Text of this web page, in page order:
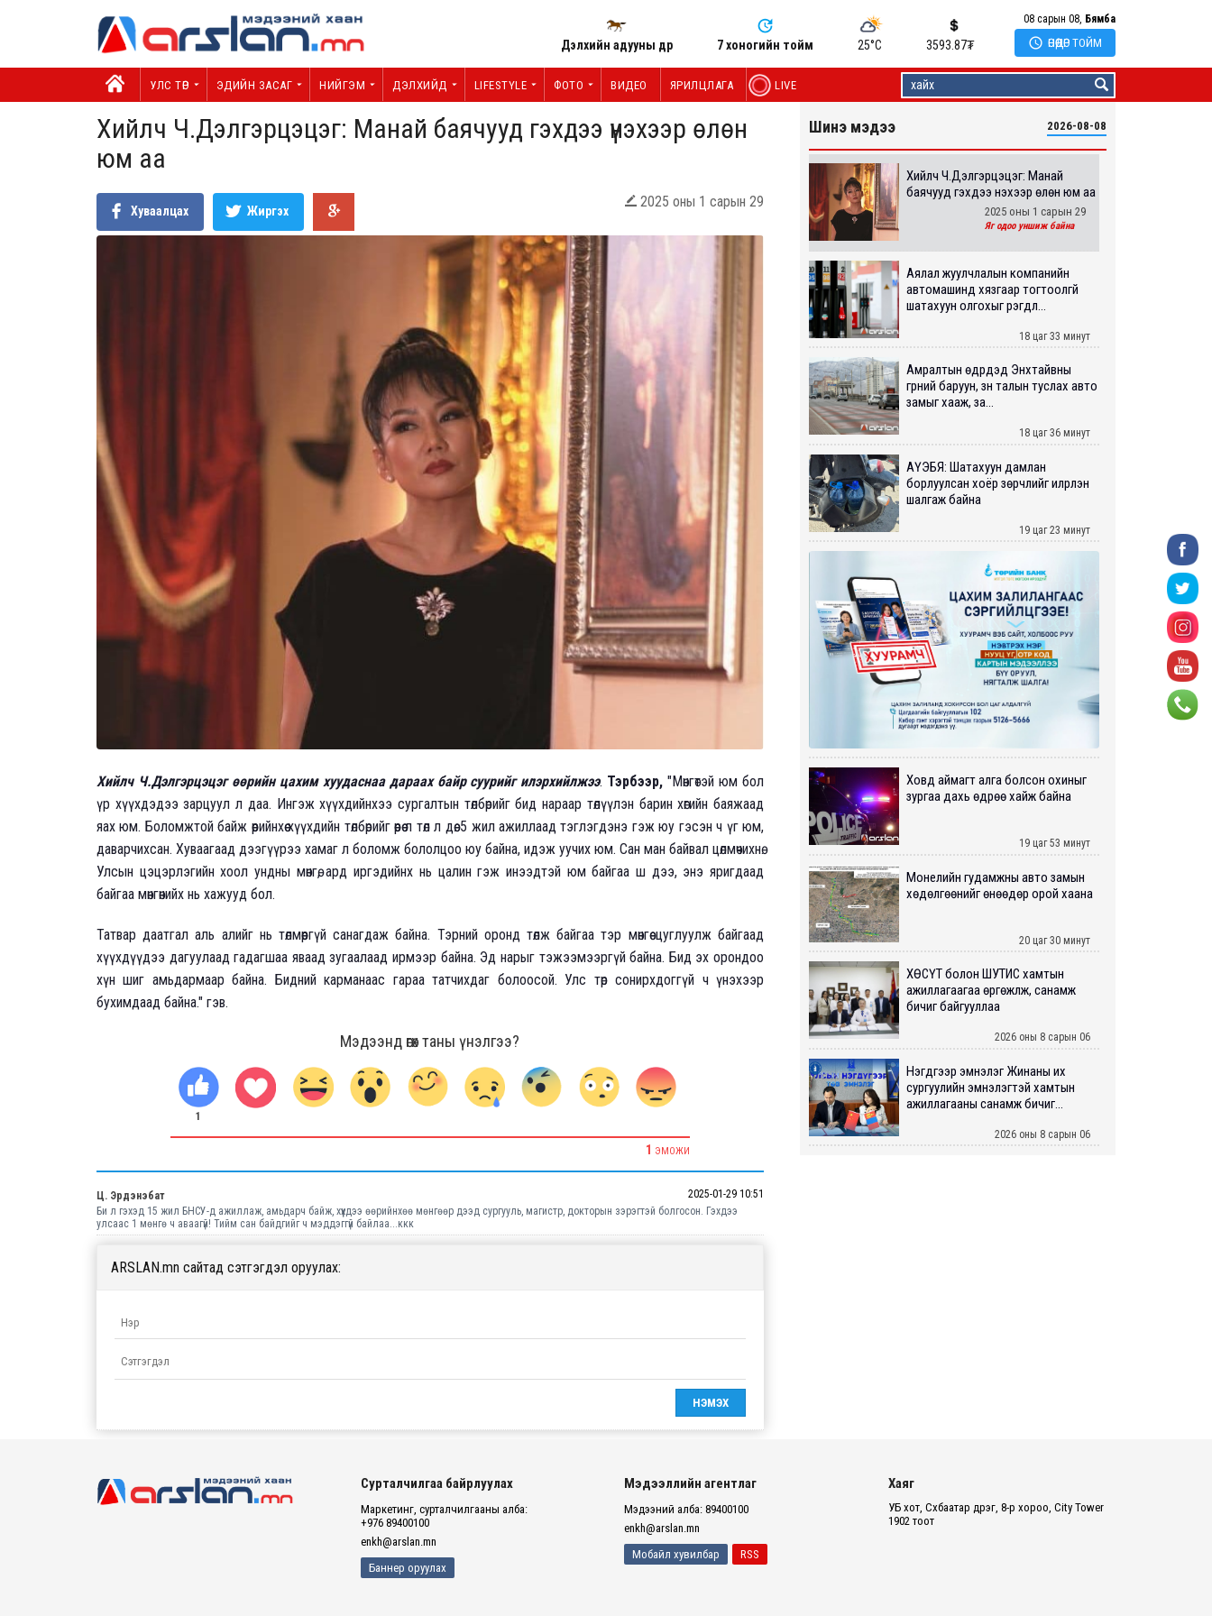
Дэлхийн адууны өдөр 7 хоногийн тойм 25°C 3593.87₮
08 сарын 08, Бямба
 ӨНӨӨДӨР ТОЙМ
УЛС ТӨР ЭДИЙН ЗАСАГ НИЙГЭМ ДЭЛХИЙД LIFESTYLE ФОТО ВИДЕО ЯРИЛЦЛАГА LIVE
Хийлч Ч.Дэлгэрцэцэг: Манай баячууд гэхдээ үнэхээр өлөн
юм аа
Хуваалцах Жиргэх
 2025 оны 1 сарын 29
Хийлч Ч.Дэлгэрцэцэг өөрийн цахим хуудаснаа дараах байр суурийг илэрхийлжээ. Тэрбээр, "Мөнгөтэй юм бол
үр хүүхдэдээ зарцуул л даа. Ингэж хүүхдийнхээ сургалтын төлбөрийг бид нараар төлүүлэн барин хөгийн баяжаад
яах юм. Боломжтой байж өөрийнхөө хүүхдийн төлбөрийг өөрөө л төл л дөө. 5 жил ажиллаад тэглэгдэнэ гэж юу гэсэн ч үг юм,
даварчихсан. Хуваагаад дээгүүрээ хамаг л боломж бололцоо юу байна, идэж уучих юм. Сан ман байвал цөлмөчихнө.
Улсын цэцэрлэгийн хоол ундны мөнгө, ард иргэдийнх нь цалин гэж инээдтэй юм байгаа ш дээ, энэ яригдаад
байгаа мөнгөнийх нь хажууд бол.
Татвар даатгал аль алийг нь төлмөөргүй санагдаж байна. Тэрний оронд төлж байгаа тэр мөнгөө цуглуулж байгаад
хүүхдүүдээ дагуулаад гадагшаа яваад зугаалаад ирмээр байна. Эд нарыг тэжээмээргүй байна. Бид эх орондоо
хүн шиг амьдармаар байна. Бидний карманаас гараа татчихдаг болоосой. Улс төр сонирхдоггүй ч үнэхээр
бухимдаад байна." гэв.
Мэдээнд өгөх таны үнэлгээ?
1
1 ЭМОЖИ
Ц. Эрдэнэбат
2025-01-29 10:51
Би л гэхэд 15 жил БНСУ-д ажиллаж, амьдарч байж, хүүхдээ өөрийнхөө мөнгөөр дээд сургууль, магистр, докторын зэрэгтэй болгосон. Гэхдээ
улсаас 1 мөнгө ч аваагүй! Тийм сан байдгийг ч мэддэггүй байлаа...ккк
ARSLAN.mn сайтад сэтгэгдэл оруулах:
Шинэ мэдээ 2026-08-08
Хийлч Ч.Дэлгэрцэцэг: Манай
баячууд гэхдээ үнэхээр өлөн юм аа
2025 оны 1 сарын 29
Яг одоо уншиж байна
Аялал жуулчлалын компанийн
автомашинд хязгаар тогтоолгүй
шатахуун олгохыг үүрэгдл...
18 цаг 33 минут
Амралтын өдрүүдэд Энхтайвны
гүүрний баруун, зүүн талын туслах авто
замыг хааж, за...
18 цаг 36 минут
АҮЭБЯ: Шатахуун дамлан
борлуулсан хоёр зөрчлийг илрүүлэн
шалгаж байна
19 цаг 23 минут
Ховд аймагт алга болсон охиныг
зургаа дахь өдрөө хайж байна
19 цаг 53 минут
Монелийн гудамжны авто замын
хөдөлгөөнийг өнөөдөр орой хаана
20 цаг 30 минут
ХӨСҮТ болон ШУТИС хамтын
ажиллагаагаа өргөжүүлж, санамж
бичиг байгууллаа
2026 оны 8 сарын 06
Нэгдүгээр эмнэлэг Жинаны их
сургуулийн эмнэлэгтэй хамтын
ажиллагааны санамж бичиг...
2026 оны 8 сарын 06
бодлогын хомсдол
Сурталчилгаа байрлуулах
Маркетинг, сурталчилгааны алба:
+976 89400100
enkh@arslan.mn
Баннер оруулах
Мэдээллийн агентлаг
Мэдээний алба: 89400100
enkh@arslan.mn
Мобайл хувилбар
RSS
Хаяг
УБ хот, Сүхбаатар дүүрэг, 8-р хороо, City Tower
1902 тоот